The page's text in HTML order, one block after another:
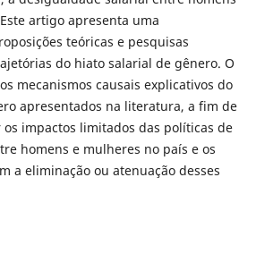
artigo apresenta uma
teóricas e pesquisas
do hiato salarial de gênero. O
mecanismos causais explicativos do
apresentados na literatura, a fim de
impactos limitados das políticas de
homens e mulheres no país e os
a eliminação ou atenuação desses